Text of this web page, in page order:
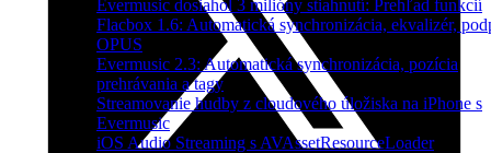
Evermusic dosiahol 3 milióny stiahnutí: Prehľad funkcií
Flacbox 1.6: Automatická synchronizácia, ekvalizér,
OPUS
Evermusic 2.3: Automatická synchronizácia, pozícia
prehrávania a tagy
Streamovanie hudby z cloudového úložiska na iPhone s
Evermusic
iOS Audio Streaming s AVAssetResourceLoader